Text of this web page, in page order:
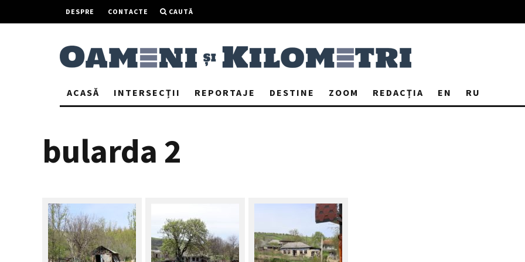
DESPRE CONTACTE CAUTĂ
ACASĂ INTERSECȚII REPORTAJE DESTINE ZOOM REDACȚIA EN RU
bularda 2